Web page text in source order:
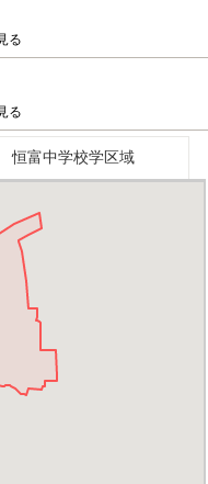
る
る
恒富中学校学区域